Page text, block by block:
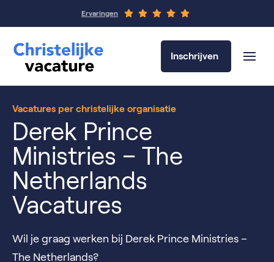
Ervaringen
Inschrijven
Vacatures per christelijke organisatie
Derek Prince
Ministries – The
Netherlands
Vacatures
Wil je graag werken bij Derek Prince Ministries –
The Netherlands?